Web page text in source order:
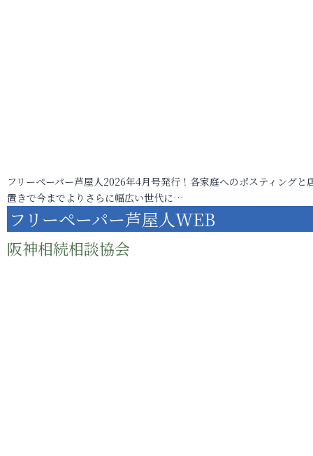
フリーペーパー芦屋人2026年4月号発行！各家庭へのポスティングと
置きで今までよりさらに幅広い世代に…
フリーペーパー芦屋人WEB
阪神相続相談協会